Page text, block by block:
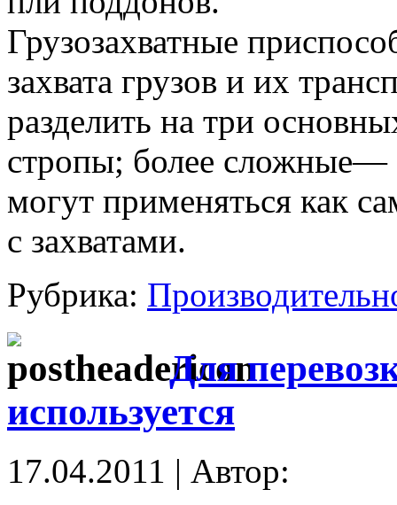
Грузозахватные
захвата грузов и их
разделить на три
стропы; более сложные—
могут применяться как
с захватами.
Рубрика:
Для
используется
17.04.2011 | Автор: